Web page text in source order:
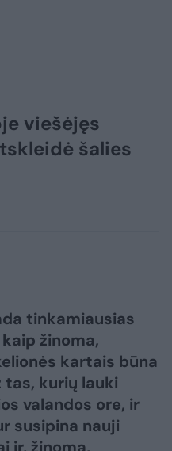
viešėjęs
šalies
tinkamiausias
žinoma,
kartais būna
tas, kurių lauki
valandos ore, ir
susipina nauji